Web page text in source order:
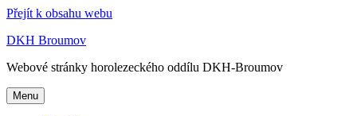
Přejít k obsahu webu
DKH Broumov
Webové stránky horolezeckého oddílu DKH-Broumov
Menu